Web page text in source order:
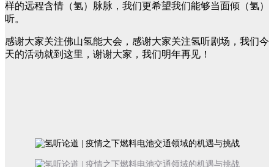
样的远程含情（氢）脉脉，我们更希望我们能够当面倾（氢）
听。
感谢大家关注佛山氢能大会，感谢大家关注氢听剧场，我们今
天的活动就到这里，谢谢大家，我们明年再见！